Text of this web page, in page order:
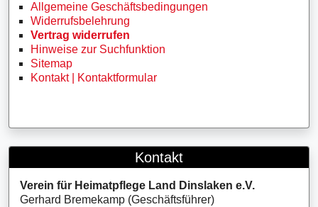
Allgemeine Geschäftsbedingungen
Widerrufsbelehrung
Vertrag widerrufen
Hinweise zur Suchfunktion
Sitemap
Kontakt | Kontaktformular
Kontakt
Verein für Heimatpflege Land Dinslaken e.V.
Gerhard Bremekamp (Geschäftsführer)